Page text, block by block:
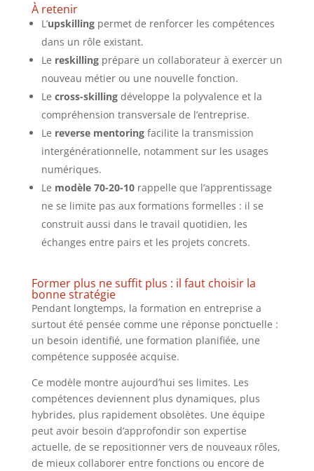
À retenir
L’upskillingpermet de renforcer les compétences
dans un rôle existant.
Le reskillingprépare un collaborateur à exercer un
nouveau métier ou une nouvelle fonction.
Le cross-skillingdéveloppe la polyvalence et la
compréhension transversale de l’entreprise.
Le reverse mentoringfacilite la transmission
intergénérationnelle, notamment sur les usages
numériques.
Le modèle 70-20-10rappelle que l’apprentissage
ne se limite pas aux formations formelles : il se
construit aussi dans le travail quotidien, les
échanges entre pairs et les projets concrets.
Former plus ne suffit plus : il faut choisir la
bonne stratégie
Pendant longtemps, la formation en entreprise a
surtout été pensée comme une réponse ponctuelle :
un besoin identifié, une formation planifiée, une
compétence supposée acquise.
Ce modèle montre aujourd’hui ses limites. Les
compétences deviennent plus dynamiques, plus
hybrides, plus rapidement obsolètes. Une équipe
peut avoir besoin d’approfondir son expertise
actuelle, de se repositionner vers de nouveaux rôles,
de mieux collaborer entre fonctions ou encore de